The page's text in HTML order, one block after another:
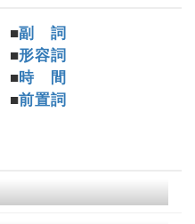
■副 詞
■形容詞
■時 間
■前置詞